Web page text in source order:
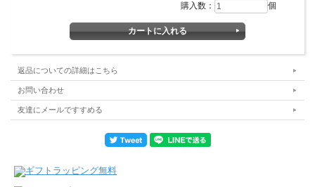
購入数： 個
返品についての詳細はこちら
お問い合わせ
友達にメールですすめる